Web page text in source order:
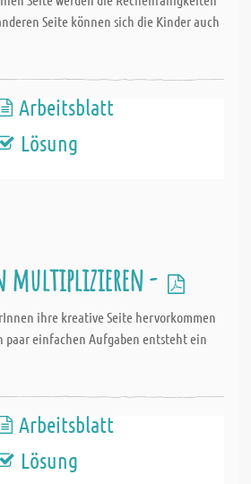
Seite können sich die Kinder auch
Arbeitsblatt
Lösung
multiplizieren -
ihre kreative Seite hervorkommen
paar einfachen Aufgaben entsteht ein
Arbeitsblatt
Lösung